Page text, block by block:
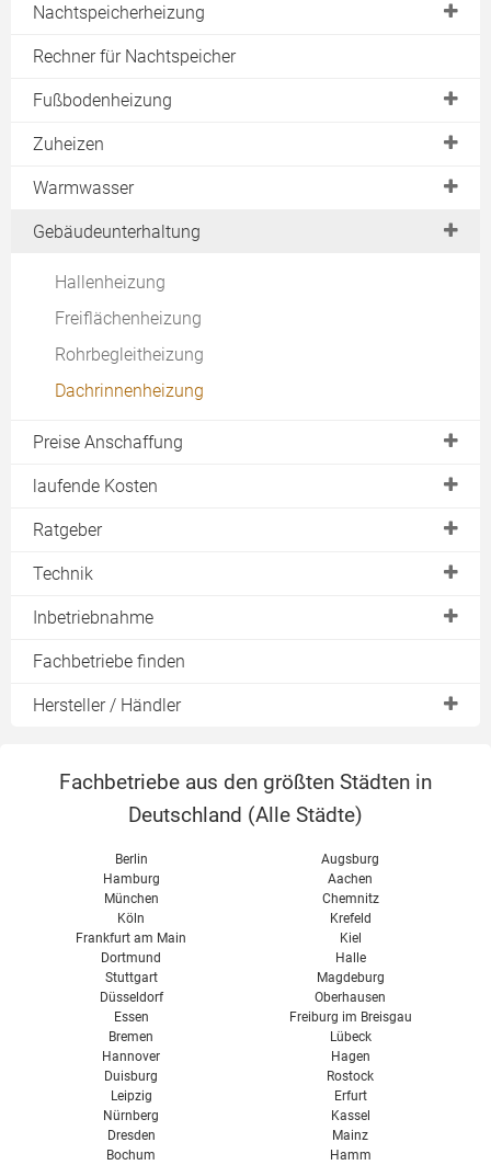
Thermostate
Kaufberatung
Rechner
Spiegelheizung
Fußbodenheizung
Nachtspeicherheizung
Verbot aufgehoben
Asbestbelastung
Alternativen
Nachtspeicherofen
Rechner für Nachtspeicher
Fußbodenheizung
Fußleistenheizung
Zuheizen
Schnellheizer
Radiator
Infrarotstrahler
Elektrokamin
Heizteppich
Warmwasser
Durchlauferhitzer
Gebäudeunterhaltung
Hallenheizung
Freiflächenheizung
Rohrbegleitheizung
Dachrinnenheizung
Preise Anschaffung
Flächenspeicher
Infrarotheizung
Nachtspeicherheizung
Dachrinnenheizung
Durchlauferhitzer
laufende Kosten
Varianten
Heizleistung (kW)
Ratgeber
Systeme
Speicherheizungen
Konvektion
Heizstrom
Umweltbilanz
Vor- & Nachteile
Technik
Heizen mit Strom
Steuerung
Inbetriebnahme
Anschlußverordnung
Anschlußbedingungen
Fachbetriebe finden
Hersteller / Händler
Lucht LHZ
Thermotec
Fachbetriebe aus den größten Städten in
Deutschland (Alle Städte)
Berlin
Hamburg
München
Köln
Frankfurt am Main
Dortmund
Stuttgart
Düsseldorf
Essen
Bremen
Hannover
Duisburg
Leipzig
Nürnberg
Dresden
Bochum
Augsburg
Aachen
Chemnitz
Krefeld
Kiel
Halle
Magdeburg
Oberhausen
Freiburg im Breisgau
Lübeck
Hagen
Rostock
Erfurt
Kassel
Mainz
Hamm